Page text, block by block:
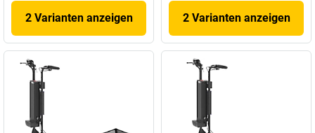
2 Varianten anzeigen 2 Varianten anzeigen